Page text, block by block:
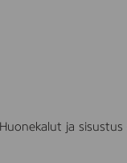
Huonekalut ja sisustus